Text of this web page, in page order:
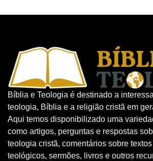
Bíblia e Teologia é destinado a
teologia, Bíblia e a religião cristã em
Aqui temos disponibilizado uma
como artigos, perguntas e respostas
teologia cristã, comentários sobre
teológicos, sermões, livros e outros